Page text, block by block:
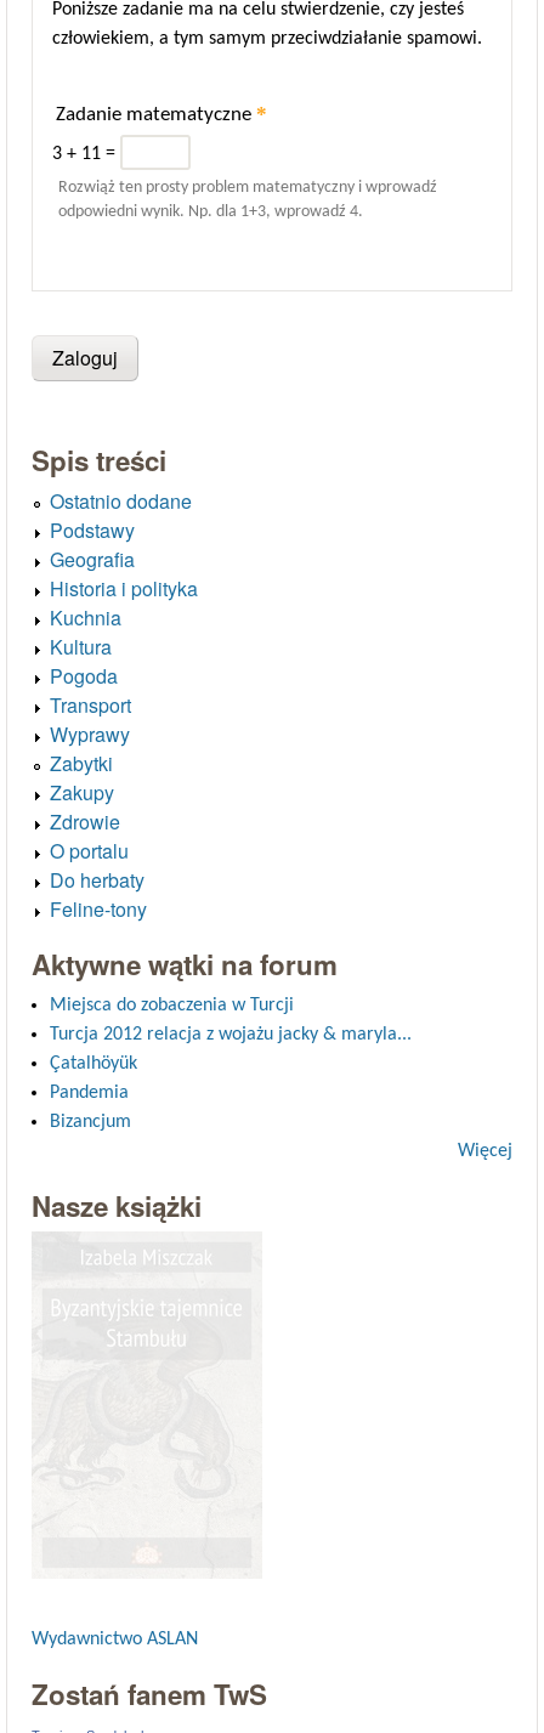
Poniższe zadanie ma na celu stwierdzenie, czy jesteś
człowiekiem, a tym samym przeciwdziałanie spamowi.
Zadanie matematyczne *
3 + 11 =
Rozwiąż ten prosty problem matematyczny i wprowadź
odpowiedni wynik. Np. dla 1+3, wprowadź 4.
Spis treści
Ostatnio dodane
Podstawy
Geografia
Historia i polityka
Kuchnia
Kultura
Pogoda
Transport
Wyprawy
Zabytki
Zakupy
Zdrowie
O portalu
Do herbaty
Feline-tony
Aktywne wątki na forum
Miejsca do zobaczenia w Turcji
Turcja 2012 relacja z wojażu jacky & maryla...
Çatalhöyük
Pandemia
Bizancjum
Więcej
Nasze książki
Wydawnictwo ASLAN
Zostań fanem TwS